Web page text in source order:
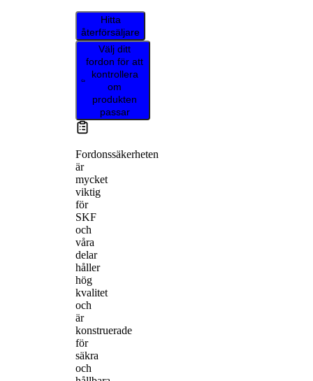
Hitta
återförsäljare
Välj ditt
fordon för att
kontrollera
om
produkten
passar
Fordonssäkerheten
är
mycket
viktig
för
SKF
och
våra
delar
håller
hög
kvalitet
och
är
konstruerade
för
säkra
och